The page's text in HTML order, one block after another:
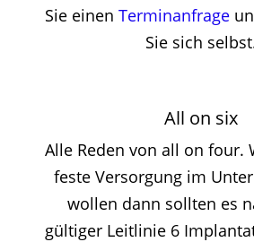
Sie einen Terminanfrage
Sie sich
All on six
Alle Reden von all on four.
feste Versorgung im
wollen dann sollten es
gültiger Leitlinie 6